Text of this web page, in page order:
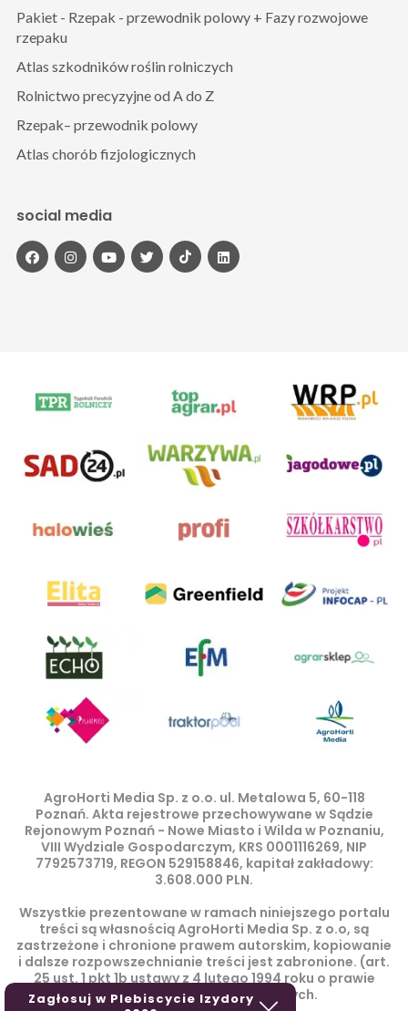
Zagłosuj w Plebiscycie Izydory
Pakiet - Rzepak - przewodnik polowy + Fazy rozwojowe
rzepaku
Atlas szkodników roślin rolniczych
Rolnictwo precyzyjne od A do Z
Rzepak– przewodnik polowy
Atlas chorób fizjologicznych
social media
AgroHorti Media Sp. z o.o. ul. Metalowa 5, 60-118
Poznań. Akta rejestrowe przechowywane w Sądzie
Rejonowym Poznań - Nowe Miasto i Wilda w Poznaniu,
VIII Wydziale Gospodarczym, KRS 0001116269, NIP
7792573719, REGON 529158846, kapitał zakładowy:
3.608.000 PLN.
Wszystkie prezentowane w ramach niniejszego portalu
treści są własnością AgroHorti Media Sp. z o.o, są
zastrzeżone i chronione prawem autorskim, kopiowanie
i dalsze rozpowszechnianie treści jest zabronione. (art.
25 ust. 1 pkt 1b ustawy z 4 lutego 1994 roku o prawie
autorskim i prawach pokrewnych.